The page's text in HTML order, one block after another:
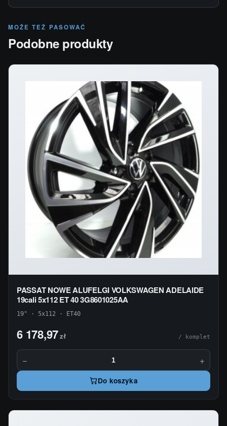
MOŻE TEŻ PASOWAĆ
Podobne produkty
PASSAT NOWE ALUFELGI VOLKSWAGEN ADELAIDE
19cali 5x112 ET 40 3G8601025AA
19" · 5x112 · ET40
6 178,97zł / komplet
− +
Do koszyka